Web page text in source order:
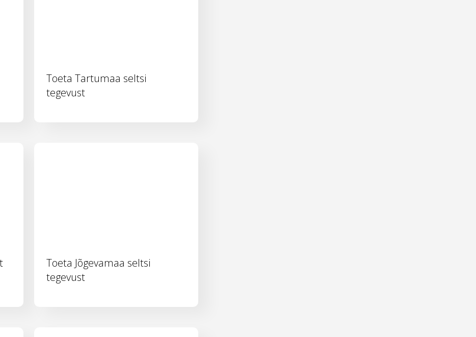
Toeta Tartumaa seltsi
tegevust
Toeta Jõgevamaa seltsi
tegevust